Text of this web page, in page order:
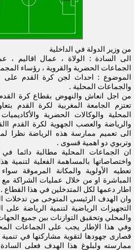
من وزير الدولة في الداخلية
الى السادة : الولاة ، عمال اقاليم ،
الجماعات الحضرية والقروية ، رؤساء
الموضوع : احداث لجن كرة القدم على
والجماعات المحلية .
من اجل انعاش والنهوض بقطاع كرة
تعتزم الجامعة المغربية لكرة القدم
المحلية والوكالات الحضرية
والرياضة والعصب الجهوية لكرة القدم
الى تعميم ممارسة هذه الرياضة نظرا
وتربوي دو اهمية قسوى .
ان الجماعات المحلية مطالبة دائما في
واختصاصاتها بالمساهمة الفعلية لتنمية
تعطيه الأولوية والمكانة المرموقة
المباشرة او من خلال عمليات الشراكة مع
اطار دعمها لكل المتدخلين في هذا القطاع .
وان الهدف الرئيسي المتوخى من تدخلات
التجهيزات الرياضية لتنمية الرياضة
والمحلي وتحقيق التوازنات بين جميع
وفي هذا الإطار يجب على الجماعات
قصارى جهودها لتقوية مشاركتها في
ممارسته ولبلوغ هذا الهدف فعلى السادة